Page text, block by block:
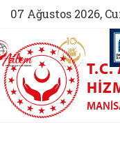
07 Ağustos 2026,
(yeni sekmede açılır)
AİLEM İletişim Aile ve
T.C.